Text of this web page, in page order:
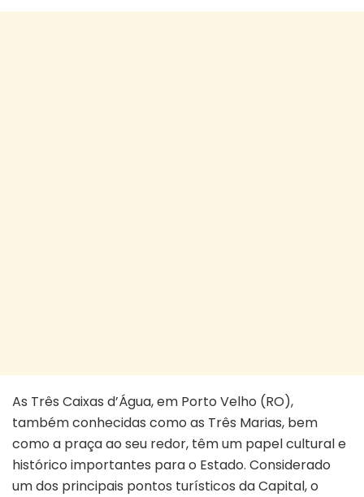
As Três Caixas d’Água, em Porto Velho (RO),
também conhecidas como as Três Marias, bem
como a praça ao seu redor, têm um papel cultural e
histórico importantes para o Estado. Considerado
um dos principais pontos turísticos da Capital, o